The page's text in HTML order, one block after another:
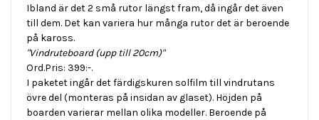
Ibland är det 2 små rutor längst fram, då ingår det även
till dem. Det kan variera hur många rutor det är beroende
på kaross.
"Vindruteboard (upp till 20cm)"
Ord.Pris: 399:-.
I paketet ingår det färdigskuren solfilm till vindrutans
övre del (monteras på insidan av glaset). Höjden på
boarden varierar mellan olika modeller. Beroende på